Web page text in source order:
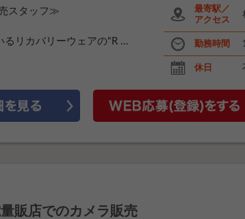
スタッフ≫
るリカバリーウェアの"R ...
最寄駅／
アクセス
勤務時間
休日
販店でのカメラ販売